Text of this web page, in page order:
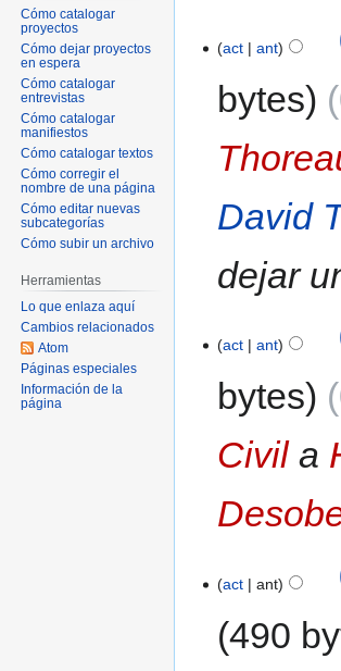
act ant
bytes
David
dejar
act ant
bytes
Civila
act ant
490
Cómo catalogar
proyectos
Cómo dejar proyectos
en espera
Cómo catalogar
entrevistas
Cómo catalogar
manifiestos
Cómo catalogar textos
Cómo corregir el
nombre de una página
Cómo editar nuevas
subcategorías
Cómo subir un archivo
Herramientas
Lo que enlaza aquí
Cambios relacionados
Atom
Páginas especiales
Información de la
página